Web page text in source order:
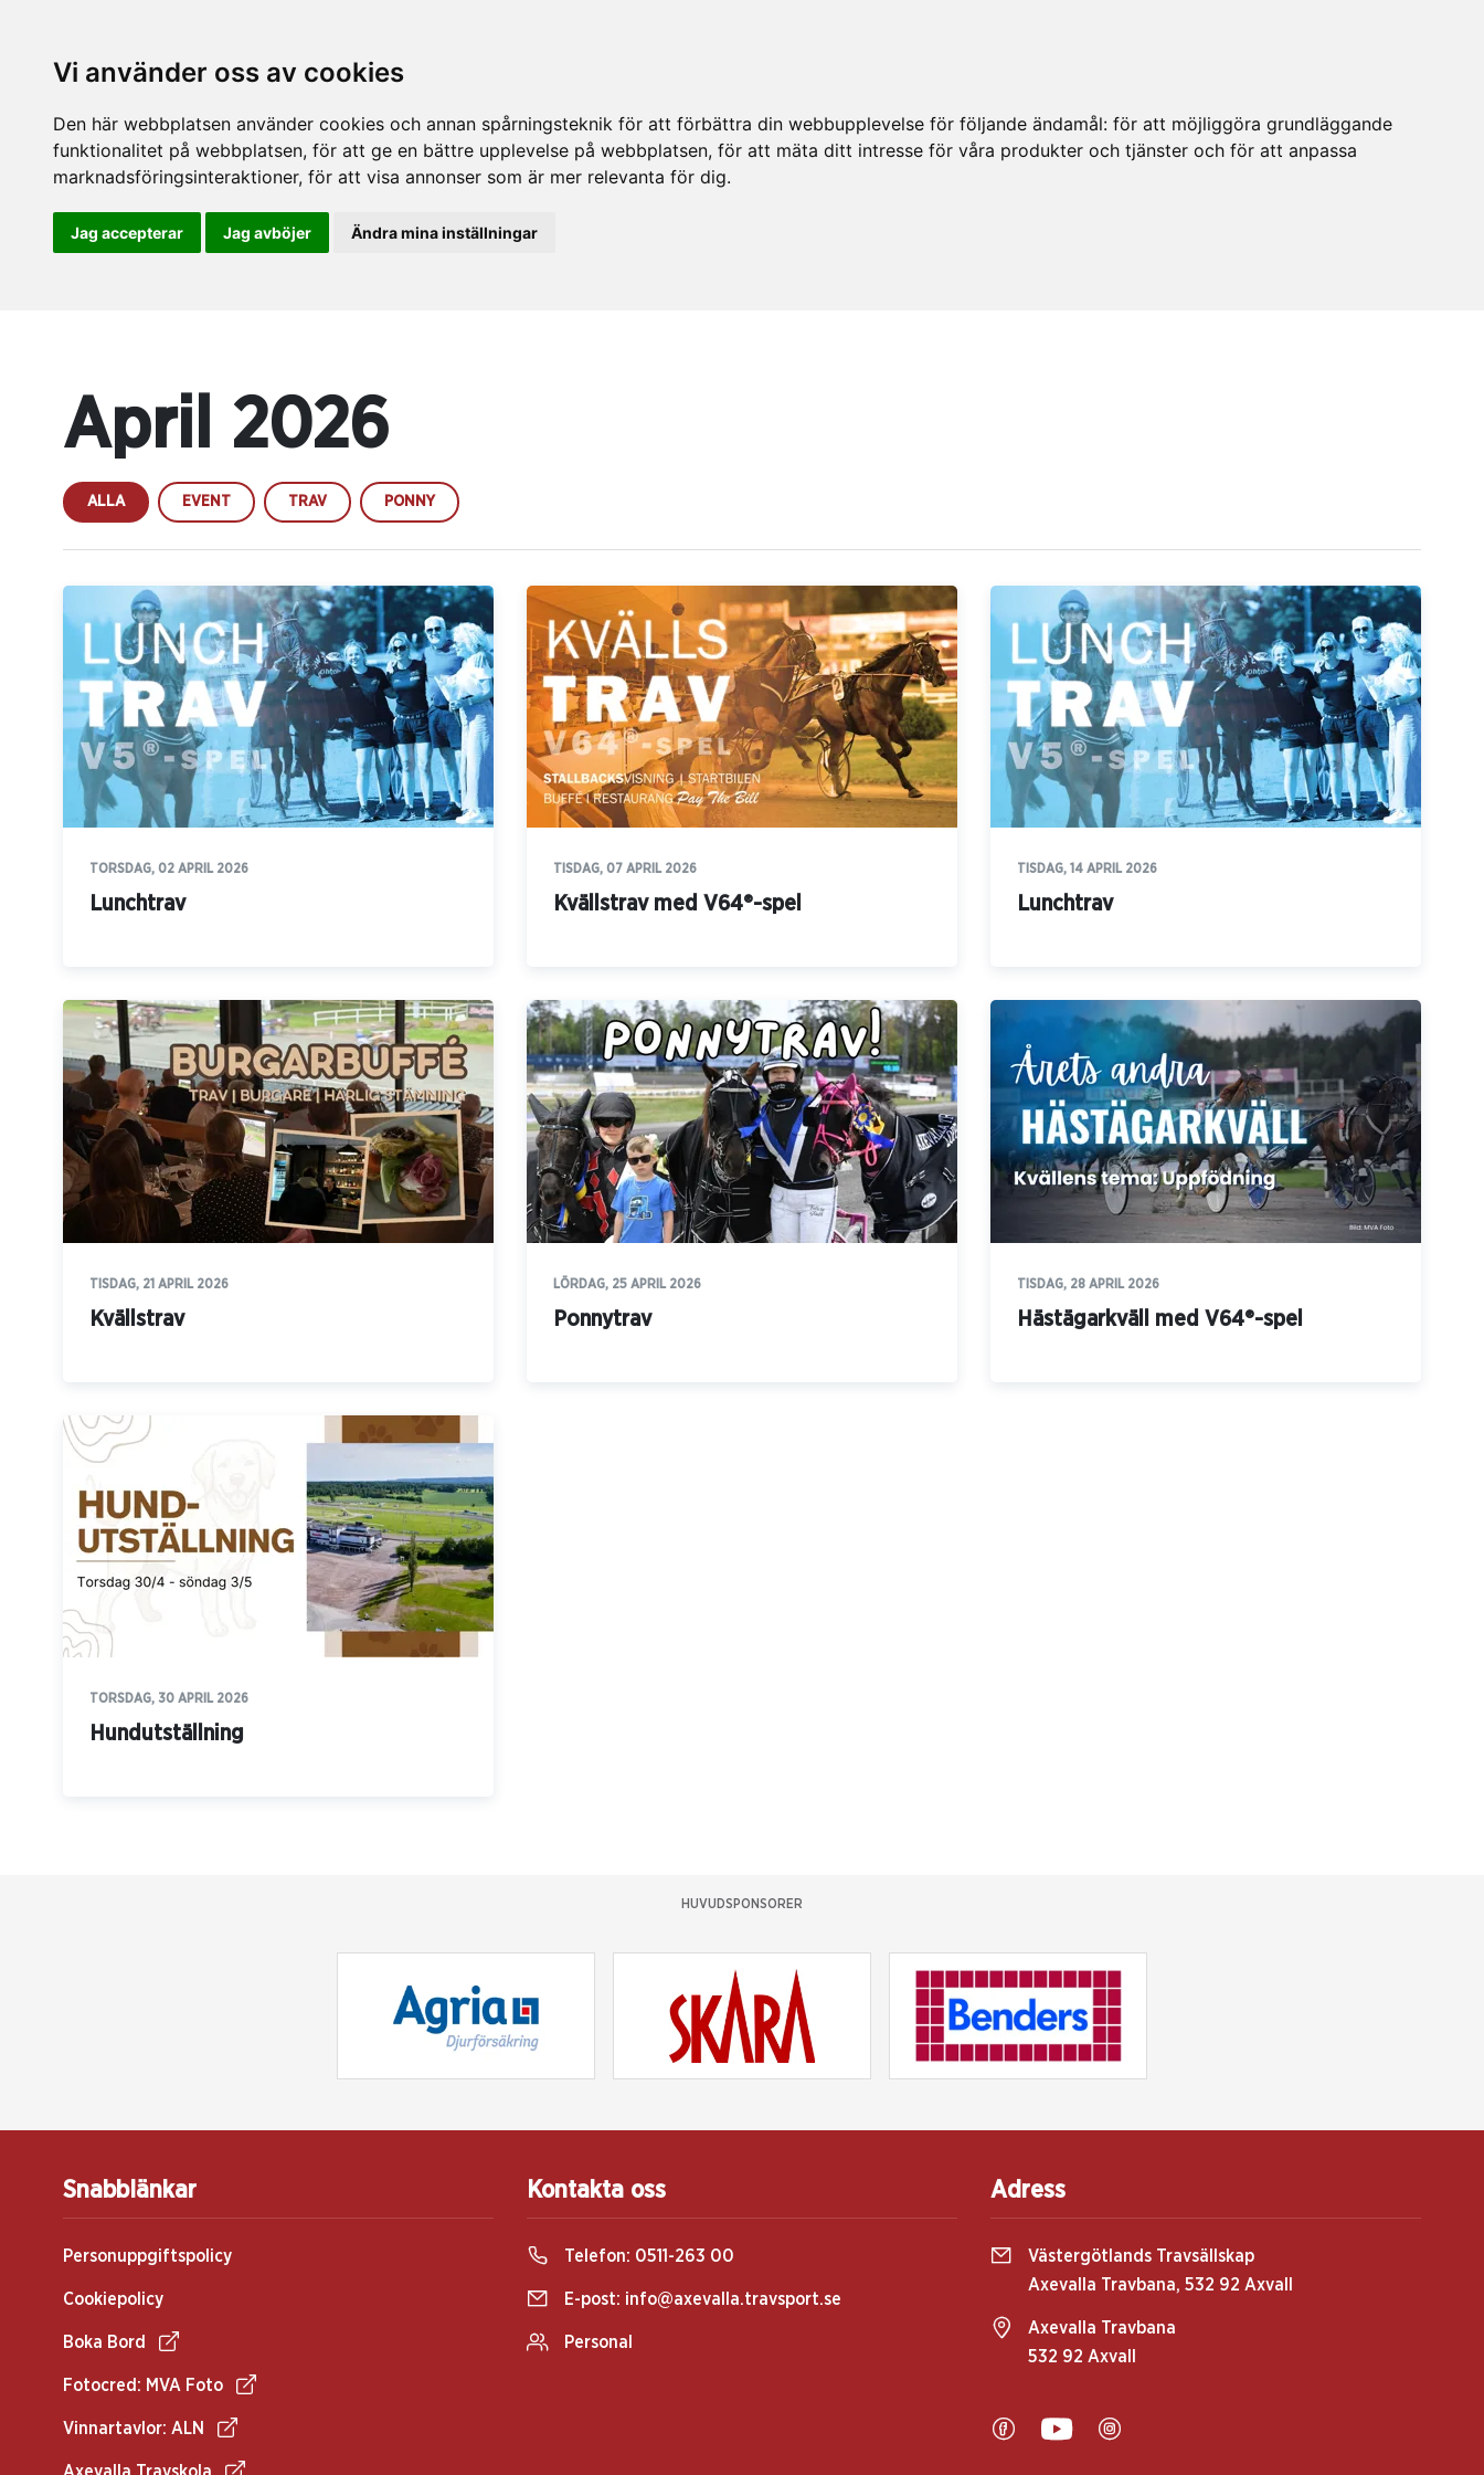
Vi använder oss av cookies
Den här webbplatsen använder cookies och annan spårningsteknik för att förbättra din webbupplevelse för följande ändamål: för att möjliggöra grundläggande
funktionalitet på webbplatsen, för att ge en bättre upplevelse på webbplatsen, för att mäta ditt intresse för våra produkter och tjänster och för att anpassa
marknadsföringsinteraktioner, för att visa annonser som är mer relevanta för dig.
Jag accepterar Jag avböjer Ändra mina inställningar
April 2026
ALLA EVENT TRAV PONNY
TORSDAG, 02 APRIL 2026
Lunchtrav
TISDAG, 07 APRIL 2026
Kvällstrav med V64®-spel
TISDAG, 14 APRIL 2026
Lunchtrav
TISDAG, 21 APRIL 2026
Kvällstrav
LÖRDAG, 25 APRIL 2026
Ponnytrav
TISDAG, 28 APRIL 2026
Hästägarkväll med V64®-spel
TORSDAG, 30 APRIL 2026
Hundutställning
HUVUDSPONSORER
Snabblänkar
Personuppgiftspolicy
Cookiepolicy
Boka Bord
Fotocred: MVA Foto
Vinnartavlor: ALN
Kontakta oss
Telefon: 0511-263 00
E-post: info@axevalla.travsport.se
Personal
Adress
Västergötlands Travsällskap
Axevalla Travbana, 532 92 Axvall
Axevalla Travbana
532 92 Axvall